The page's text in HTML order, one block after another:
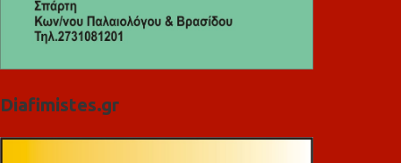
Diafimistes.gr